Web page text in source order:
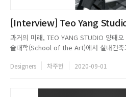
[Interview] Teo Yang Studio
과거의 미래, TEO YANG STUDIO 양태
술대학(School of the Art)에서 실내건축
인 디자이너인 마르셀 반더스(Marcel
Designers 차주헌 2020-09-01